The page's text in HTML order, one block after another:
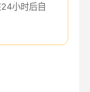
小时后自